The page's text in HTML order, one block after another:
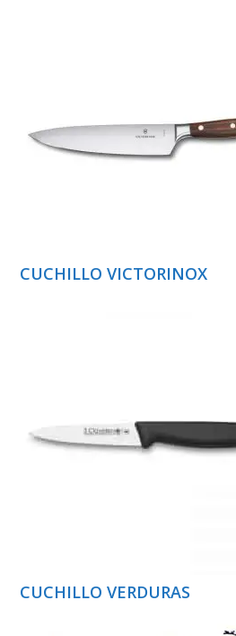
CUCHILLO VICTORINOX
CUCHILLO VERDURAS